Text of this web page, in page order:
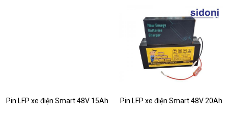
Pin LFP xe điện Smart 48V 15Ah Pin LFP xe điện Smart 48V 20Ah